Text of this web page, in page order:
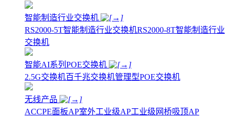
智能制造行业交换机
RS2000-5T智能制造行业交换机RS2000-8T智能制造行业
交换机
智能AI系列POE交换机
2.5G交换机百千兆交换机管理型POE交换机
无线产品
ACCPE面板AP室外工业级AP工业级网桥吸顶AP